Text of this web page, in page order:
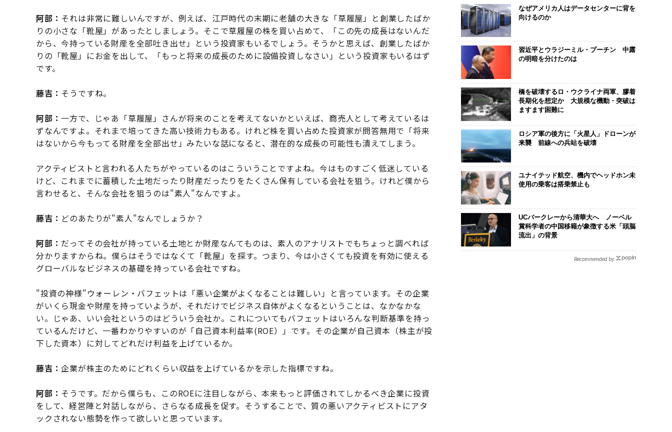
阿部： それは非常に難しいんですが、例えば、江戸時代の末期に老舗の大きな「草履屋」と創業したばか
りの小さな「靴屋」があったとしましょう。そこで草履屋の株を買い占めて、「この先の成長はないんだ
から、今持っている財産を全部吐き出せ」という投資家もいるでしょう。そうかと思えば、創業したばか
りの「靴屋」にお金を出して、「もっと将来の成長のために設備投資しなさい」という投資家もいるはず
です。
藤吉： そうですね。
阿部： 一方で、じゃあ「草履屋」さんが将来のことを考えてないかといえば、商売人として考えているは
ずなんですよ。それまで培ってきた高い技術力もある。けれど株を買い占めた投資家が問答無用で「将来
はないから今もってる財産を全部出せ」みたいな話になると、潜在的な成長の可能性も潰えてしまう。
アクティビストと言われる人たちがやっているのはこういうことですよね。今はものすごく低迷している
けど、これまでに蓄積した土地だったり財産だったりをたくさん保有している会社を狙う。けれど僕から
言わせると、そんな会社を狙うのは"素人"なんですよ。
藤吉： どのあたりが"素人"なんでしょうか？
阿部： だってその会社が持っている土地とか財産なんてものは、素人のアナリストでもちょっと調べれば
分かりますからね。僕らはそうではなくて「靴屋」を探す。つまり、今は小さくても投資を有効に使える
グローバルなビジネスの基礎を持っている会社ですね。
"投資の神様"ウォーレン・バフェットは「悪い企業がよくなることは難しい」と言っています。その企業
がいくら現金や財産を持っていようが、それだけでビジネス自体がよくなるということは、なかなかな
い。じゃあ、いい会社というのはどういう会社か。これについてもバフェットはいろんな判断基準を持っ
ているんだけど、一番わかりやすいのが「自己資本利益率(ROE）」です。その企業が自己資本（株主が投
下した資本）に対してどれだけ利益を上げているか。
藤吉：企業が株主のためにどれくらい収益を上げているかを示した指標ですね。
阿部： そうです。だから僕らも、このROEに注目しながら、本来もっと評価されてしかるべき企業に投資
をして、経営陣と対話しながら、さらなる成長を促す。そうすることで、質の悪いアクティビストにアタ
ックされない態勢を作って欲しいと思っています。
なぜアメリカ人はデータセンターに背を
向けるのか
習近平とウラジーミル・プーチン 中露
の明暗を分けたのは
橋を破壊するロ・ウクライナ両軍、膠着
長期化を想定か 大規模な機動・突破は
ますます困難に
ロシア軍の後方に「火星人」ドローンが
来襲 前線への兵站を破壊
ユナイテッド航空、機内でヘッドホン未
使用の乗客は搭乗禁止も
UCバークレーから清華大へ ノーベル
賞科学者の中国移籍が象徴する米「頭脳
流出」の背景
Recommended by